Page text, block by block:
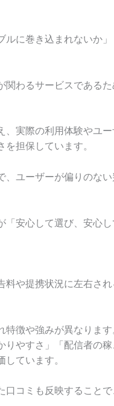
ルに巻き込まれないか
関わるサービスである
実際の利用体験やユー
担保しています。
ユーザーが偏りのない
安心して選び、安心し
料や提携状況に左右さ
特徴や強みが異なりま
やすさ」「配信者の稼
ています。
口コミも反映すること